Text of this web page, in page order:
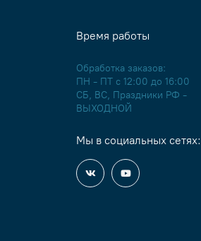
Время работы
Обработка заказов:
ПН - ПТ с 12:00 до 16:00
СБ, ВС, Праздники РФ -
ВЫХОДНОЙ
Мы в социальных сетях: